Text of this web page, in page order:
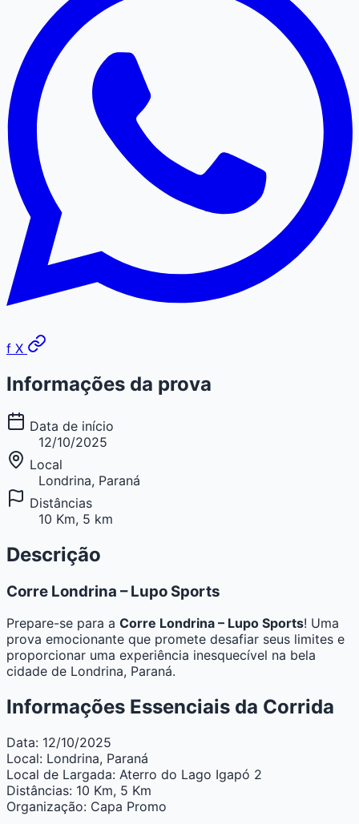
f X
Informações da prova
Data de início
12/10/2025
Local
Londrina, Paraná
Distâncias
10 Km, 5 km
Descrição
Corre Londrina – Lupo Sports
Prepare-se para a Corre Londrina – Lupo Sports! Uma
prova emocionante que promete desafiar seus limites e
proporcionar uma experiência inesquecível na bela
cidade de Londrina, Paraná.
Informações Essenciais da Corrida
Data: 12/10/2025
Local: Londrina, Paraná
Local de Largada: Aterro do Lago Igapó 2
Distâncias: 10 Km, 5 Km
Organização: Capa Promo